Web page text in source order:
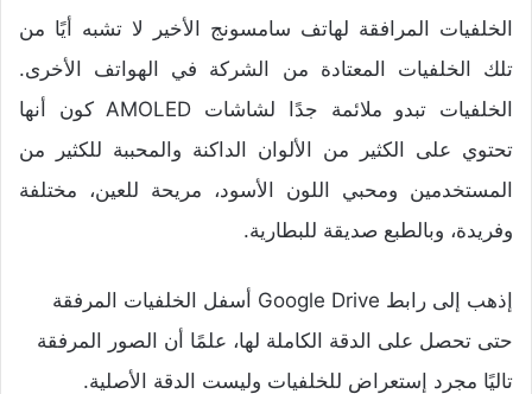
الخلفيات المرافقة لهاتف سامسونج الأخير لا تشبه أيًا من
تلك الخلفيات المعتادة من الشركة في الهواتف الأخرى.
الخلفيات تبدو ملائمة جدًا لشاشات AMOLED كون أنها
تحتوي على الكثير من الألوان الداكنة والمحببة للكثير من
المستخدمين ومحبي اللون الأسود، مريحة للعين، مختلفة
وفريدة، وبالطبع صديقة للبطارية.
إذهب إلى رابط Google Drive أسفل الخلفيات المرفقة
حتى تحصل على الدقة الكاملة لها، علمًا أن الصور المرفقة
تاليًا مجرد إستعراض للخلفيات وليست الدقة الأصلية.